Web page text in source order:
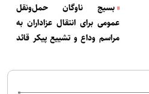
بسیج ناوگان حمل‌ونقل
عمومی برای انتقال عزاداران به
مراسم وداع و تشییع پیکر قائد